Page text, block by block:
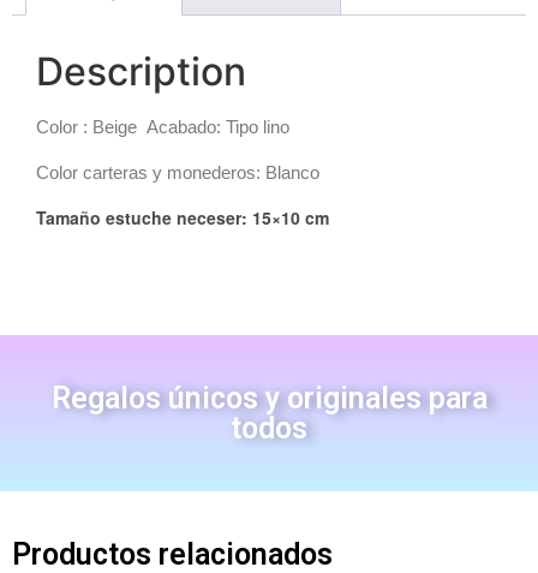
Description
Color : Beige Acabado: Tipo lino
Color carteras y monederos: Blanco
Tamaño estuche neceser: 15×10 cm
Regalos únicos y originales para
todos
Productos relacionados